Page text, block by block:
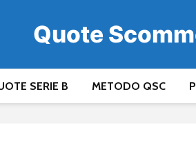
Quote
SERIE B METODO QSC